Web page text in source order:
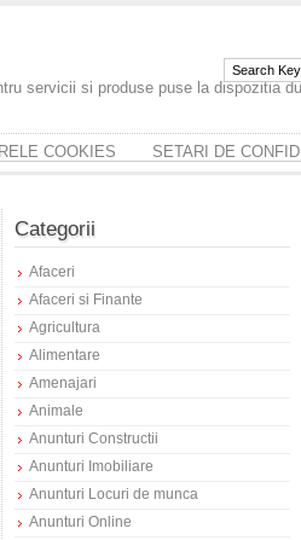
servicii si produse puse la dispozitia
COOKIES SETARI DE
Categorii
Afaceri
Afaceri si Finante
Agricultura
Alimentare
Amenajari
Animale
Anunturi Constructii
Anunturi Imobiliare
Anunturi Locuri de munca
Anunturi Online